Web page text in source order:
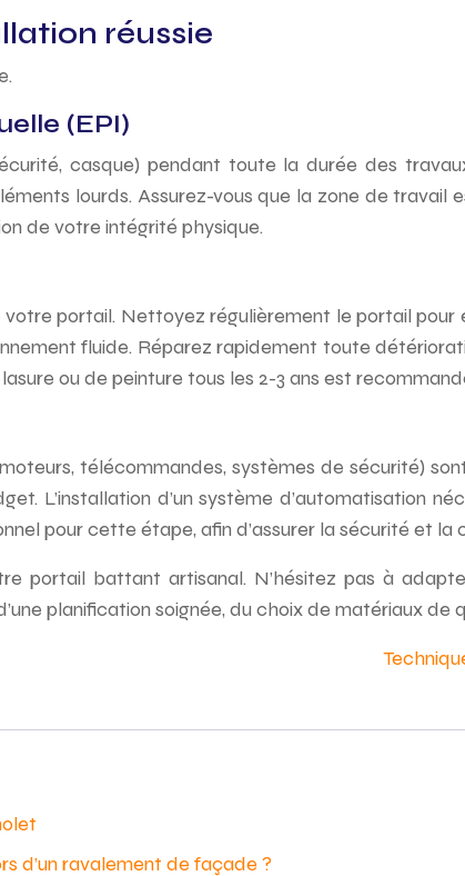
réussie
(EPI)
casque) pendant toute la durée des
lourds. Assurez-vous que la zone de
de votre intégrité physique.
portail. Nettoyez régulièrement le portail pour
fluide. Réparez rapidement toute
ou de peinture tous les 2-3 ans est
télécommandes, systèmes de sécurité)
L’installation d’un système d’automatisation
pour cette étape, afin d’assurer la sécurité et la
portail battant artisanal. N’hésitez pas à
planification soignée, du choix de matériaux de
d’un ravalement de façade ?